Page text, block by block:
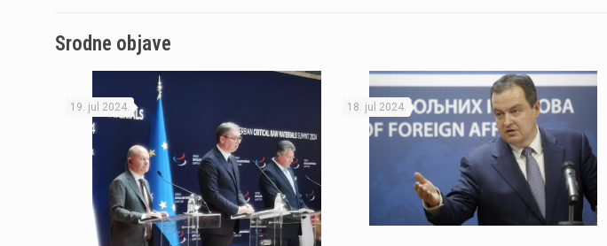
Srodne objave
19. jul 2024. 18. jul 2024.